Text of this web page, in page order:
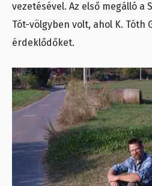
vezetésével. Az első megálló a
Tót-völgyben volt, ahol K. Tóth
érdeklődőket.